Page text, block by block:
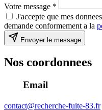
Votre message *
J'accepte que mes
demande conformement a la
Envoyer le message
Nos coordonnees
Email
contact@recherche-fuite-83.fr